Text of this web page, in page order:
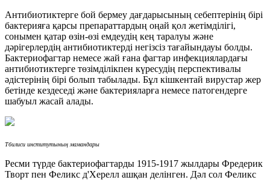
Антибиотиктерге бой бермеу дағдарысының себептерінің бірі
бактерияға қарсы препараттардың оңай қол жетімділігі,
сонымен қатар өзін-өзі емдеудің кең таралуы және
дәрігерлердің антибиотиктерді негізсіз тағайындауы болды.
Бактериофагтар немесе жай ғана фагтар инфекциялардағы
антибиотиктерге төзімділікпен күресудің перспективалы
әдістерінің бірі болып табылады. Бұл кішкентай вирустар жер
бетінде кездеседі және бактерияларға немесе патогендерге
шабуыл жасай алады.
Тбилиси институтының мамандары
Ресми түрде бактериофагтарды 1915-1917 жылдары Фредерик
Творт пен Феликс д'Херелл ашқан делінген. Дәл сол Феликс